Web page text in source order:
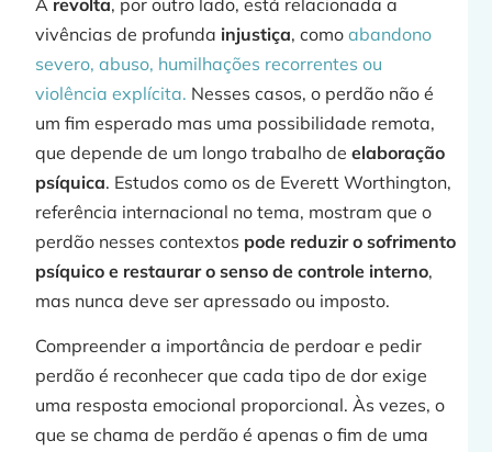
A revolta, por outro lado, está relacionada a
vivências de profunda injustiça, comoabandono
severo, abuso, humilhações recorrentes ou
violência explícita. Nesses casos, o perdão não é
um fim esperado mas uma possibilidade remota,
que depende de um longo trabalho deelaboração
psíquica. Estudos como os de Everett Worthington,
referência internacional no tema, mostram que o
perdão nesses contextos pode reduzir o sofrimento
psíquico e restaurar o senso de controle interno,
mas nunca deve ser apressado ou imposto.
Compreender a importância de perdoar e pedir
perdão é reconhecer que cada tipo de dor exige
uma resposta emocional proporcional. Às vezes, o
que se chama de perdão é apenas o fim de uma